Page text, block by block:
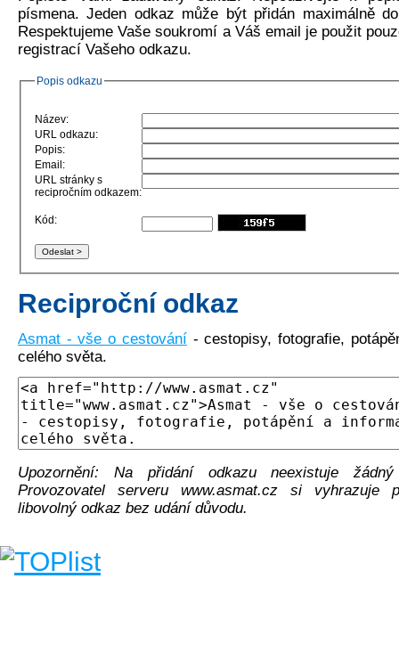
písmena. Jeden odkaz může být přidán maximálně
Respektujeme Vaše soukromí a Váš email je použit
registrací Vašeho odkazu.
Popis odkazu
Název:
URL odkazu:
Popis:
Email:
URL stránky s
recipročním odkazem:
Kód:
Reciproční odkaz
Asmat - vše o cestování- cestopisy, fotografie,
celého světa.
Upozornění: Na přidání odkazu neexistuje
Provozovatel serveru www.asmat.cz si vyhrazuje
libovolný odkaz bez udání důvodu.